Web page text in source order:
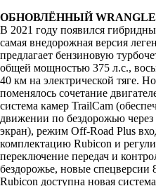
ОБНОВЛЁННЫЙ
В 2021 году появился
самая внедорожная версия
предлагает бензиновую
общей мощностью 375 л.с.,
40 км на электрической тяге.
поменялось сочетание
система камер TrailCam
движении по бездорожью
экран), режим Off-Road Plus
комплектацию Rubicon и
переключение передач и
бездорожье, новые спецверсии
Rubicon доступна новая